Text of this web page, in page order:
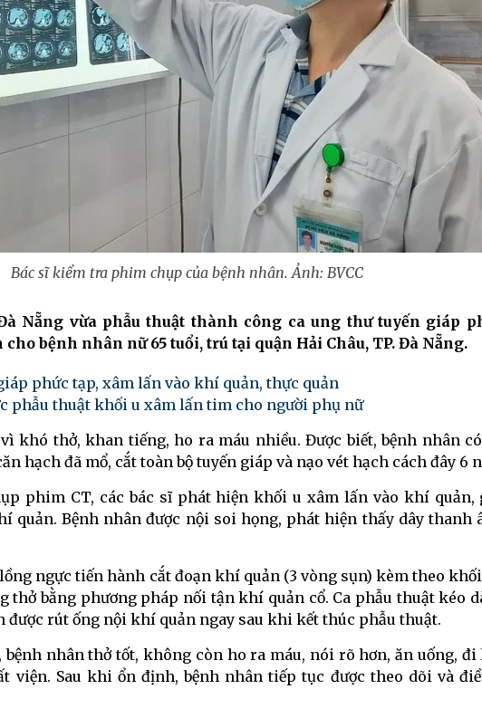
Bác sĩ kiểm tra phim chụp của bệnh nhân. Ảnh: BVCC
Nẵng vừa phẫu thuật thành công ca ung thư tuyến giáp
bệnh nhân nữ 65 tuổi, trú tại quận Hải Châu, TP. Đà Nẵng.
phức tạp, xâm lấn vào khí quản, thực quản
phẫu thuật khối u xâm lấn tim cho người phụ nữ
khó thở, khan tiếng, ho ra máu nhiều. Được biết, bệnh nhân
hạch đã mổ, cắt toàn bộ tuyến giáp và nạo vét hạch cách đây 6
phim CT, các bác sĩ phát hiện khối u xâm lấn vào khí quản,
quản. Bệnh nhân được nội soi họng, phát hiện thấy dây thanh
lồng ngực tiến hành cắt đoạn khí quản (3 vòng sụn) kèm theo
thở bằng phương pháp nối tận khí quản cổ. Ca phẫu thuật kéo
được rút ống nội khí quản ngay sau khi kết thúc phẫu thuật.
bệnh nhân thở tốt, không còn ho ra máu, nói rõ hơn, ăn uống,
viện. Sau khi ổn định, bệnh nhân tiếp tục được theo dõi và